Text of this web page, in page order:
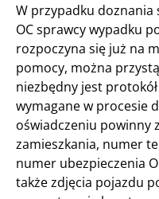
W przypadku doznania
OC sprawcy wypadku
rozpoczyna się już na
pomocy, można
niezbędny jest
wymagane w procesie
oświadczeniu powinny
zamieszkania, numer
numer ubezpieczenia
także zdjęcia pojazdu